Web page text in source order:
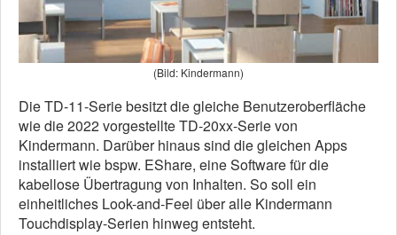
(Bild: Kindermann)
Die TD-11-Serie besitzt die gleiche Benutzeroberfläche
wie die 2022 vorgestellte TD-20xx-Serie von
Kindermann. Darüber hinaus sind die gleichen Apps
installiert wie bspw. EShare, eine Software für die
kabellose Übertragung von Inhalten. So soll ein
einheitliches Look-and-Feel über alle Kindermann
Touchdisplay-Serien hinweg entsteht.